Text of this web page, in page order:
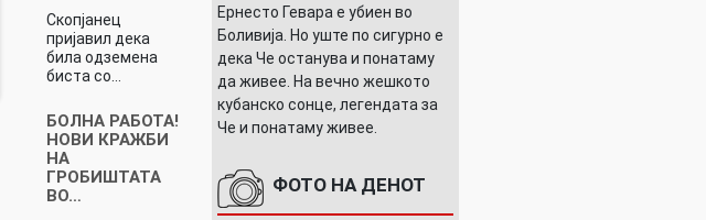
Скопјанец
пријавил дека
била одземена
биста со…
БОЛНА РАБОТА!
НОВИ КРАЖБИ
НА
ГРОБИШТАТА
ВО…
Ернесто Гевара е убиен во
Боливија. Но уште по сигурно е
дека Че останува и понатаму
да живее. На вечно жешкото
кубанско сонце, легендата за
Че и понатаму живее.
ФОТО НА ДЕНОТ